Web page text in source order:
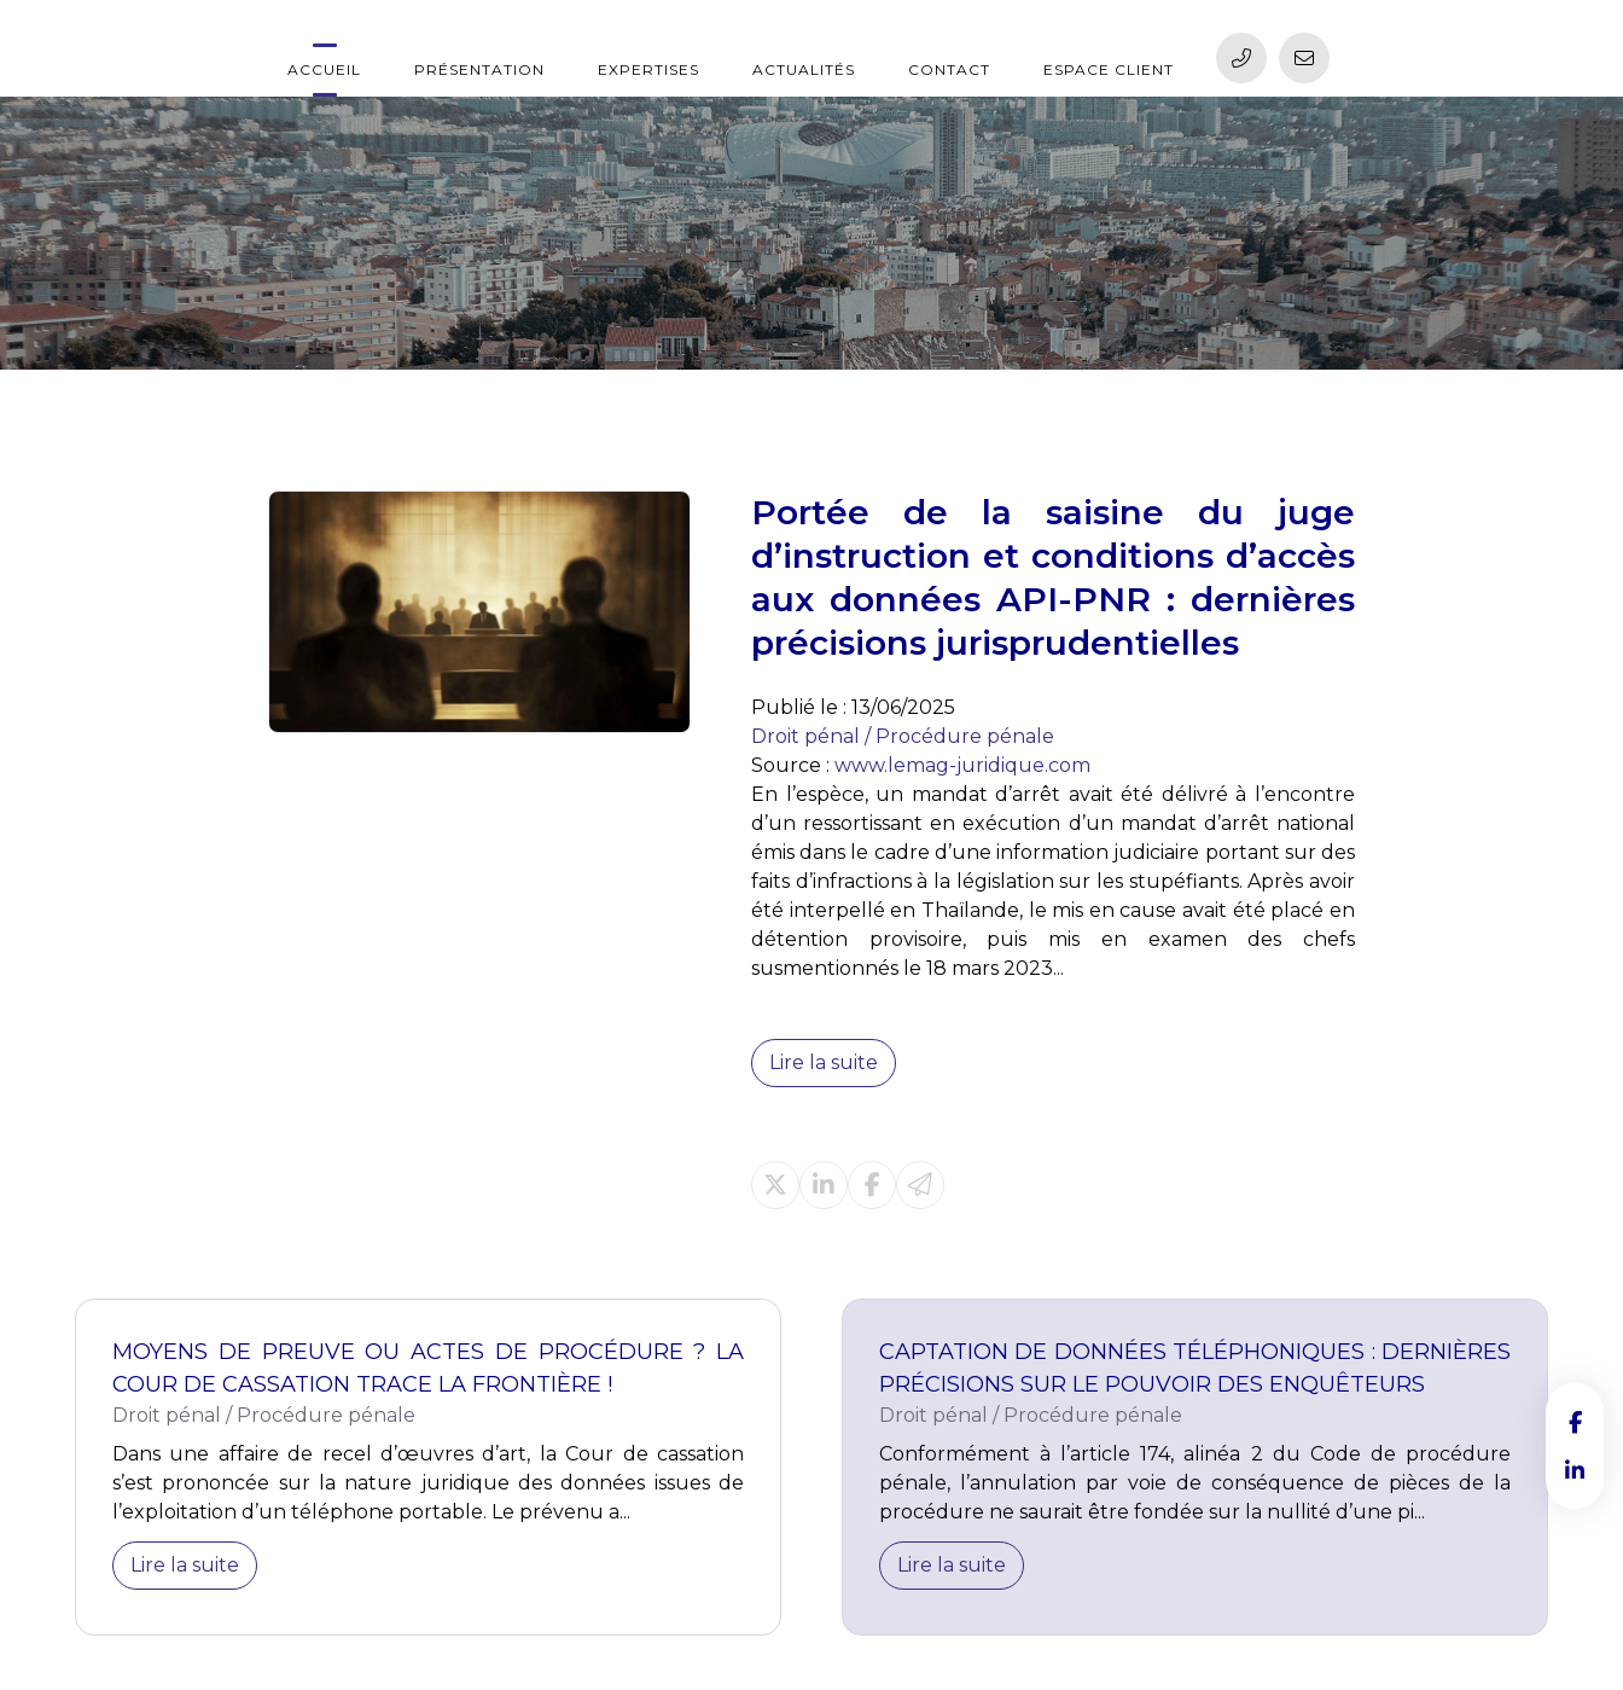
ACCUEIL PRÉSENTATION EXPERTISES ACTUALITÉS CONTACT ESPACE CLIENT
Portée de la saisine du juge
d’instruction et conditions d’accès
aux données API-PNR : dernières
précisions jurisprudentielles
Publié le : 13/06/2025
Droit pénal / Procédure pénale
Source : www.lemag-juridique.com
En l’espèce, un mandat d’arrêt avait été délivré à l’encontre
d’un ressortissant en exécution d’un mandat d’arrêt national
émis dans le cadre d’une information judiciaire portant sur des
faits d’infractions à la législation sur les stupéfiants. Après avoir
été interpellé en Thaïlande, le mis en cause avait été placé en
détention provisoire, puis mis en examen des chefs
susmentionnés le 18 mars 2023...
Lire la suite
MOYENS DE PREUVE OU ACTES DE PROCÉDURE ? LA
COUR DE CASSATION TRACE LA FRONTIÈRE !
Droit pénal / Procédure pénale
Dans une affaire de recel d’œuvres d’art, la Cour de cassation
s’est prononcée sur la nature juridique des données issues de
l’exploitation d’un téléphone portable. Le prévenu a...
Lire la suite
CAPTATION DE DONNÉES TÉLÉPHONIQUES : DERNIÈRES
PRÉCISIONS SUR LE POUVOIR DES ENQUÊTEURS
Droit pénal / Procédure pénale
Conformément à l’article 174, alinéa 2 du Code de procédure
pénale, l’annulation par voie de conséquence de pièces de la
procédure ne saurait être fondée sur la nullité d’une pi...
Lire la suite